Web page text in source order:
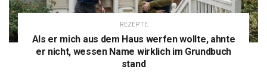
REZEPTE
Als er mich aus dem Haus werfen wollte, ahnte
er nicht, wessen Name wirklich im Grundbuch
stand